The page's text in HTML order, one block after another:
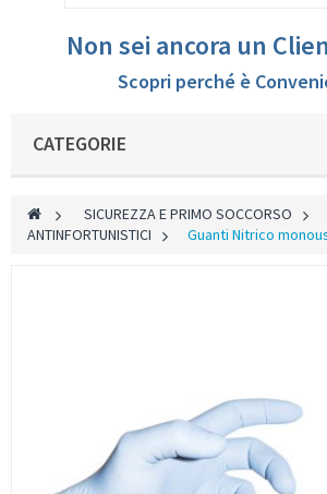
Non sei ancora un
Scopri perché è
CATEGORIE
> SICUREZZA E PRIMO SOCCORSO >
ANTINFORTUNISTICI
> Guanti Nitrico